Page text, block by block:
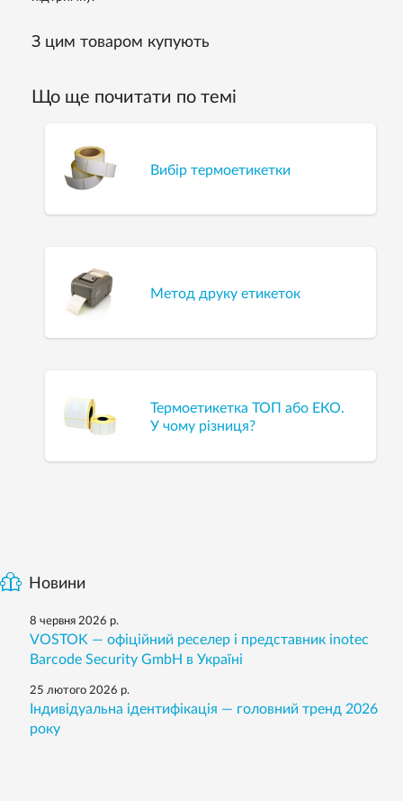
З цим товаром купують
Що ще почитати по темі
Вибір термоетикетки
Метод друку етикеток
Термоетикетка ТОП або ЕКО.
У чому різниця?
Новини
8 червня 2026 р.
VOSTOK — офіційний реселер і представник inotec
Barcode Security GmbH в Україні
25 лютого 2026 р.
Індивідуальна ідентифікація — головний тренд 2026
року